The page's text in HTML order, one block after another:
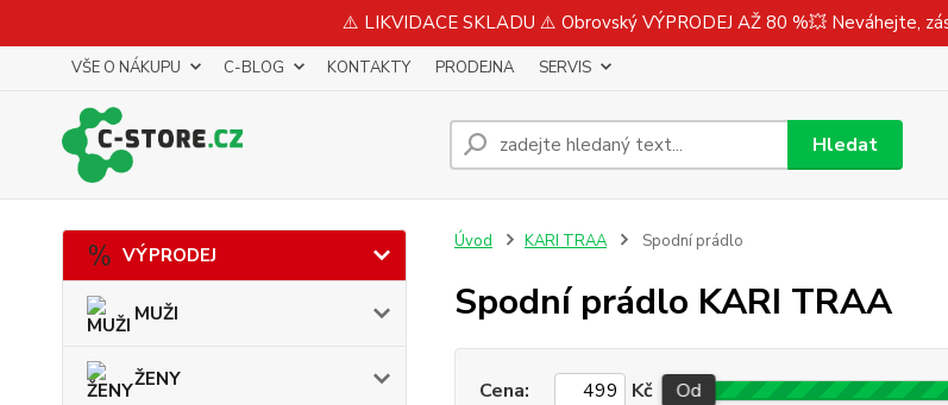
⚠️ LIKVIDACE SKLADU ⚠️ Obrovský VÝPRODEJ AŽ 80 %💥 Neváhejte,
VŠE O NÁKUPU C-BLOG KONTAKTY PRODEJNA SERVIS
Hledat
VÝPRODEJ
MUŽI
ŽENY
Úvod KARI TRAA Spodní prádlo
Spodní prádlo KARI TRAA
Cena: Kč Od